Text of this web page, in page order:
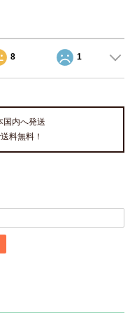
8 1
内へ発送
料無料！